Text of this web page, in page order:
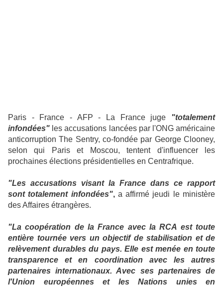
Paris - France - AFP - La France juge "totalement
infondées" les accusations lancées par l'ONG américaine
anticorruption The Sentry, co-fondée par George Clooney,
selon qui Paris et Moscou, tentent d'influencer les
prochaines élections présidentielles en Centrafrique.
"Les accusations visant la France dans ce rapport
sont totalement infondées",a affirmé jeudi le ministère
des Affaires étrangères.
"La coopération de la France avec la RCA est toute
entière tournée vers un objectif de stabilisation et de
relèvement durables du pays. Elle est menée en toute
transparence et en coordination avec les autres
partenaires internationaux. Avec ses partenaires de
l'Union européennes et les Nations unies en